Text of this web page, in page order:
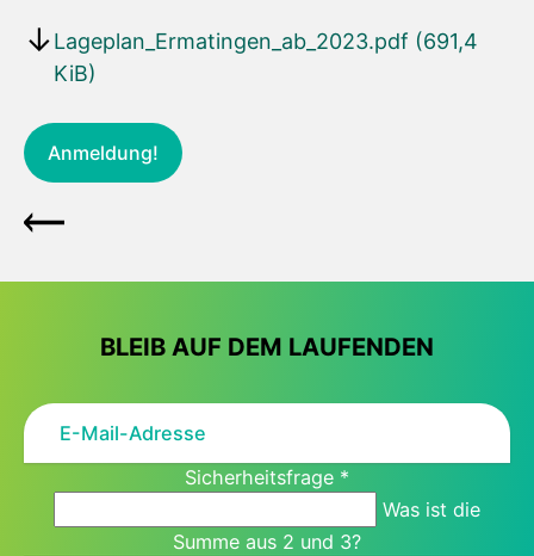
Lageplan_Ermatingen_ab_2023.pdf (691,4
KiB)
Anmeldung!
BLEIB AUF DEM LAUFENDEN
Sicherheitsfrage *
Was ist die
Summe aus 2 und 3?